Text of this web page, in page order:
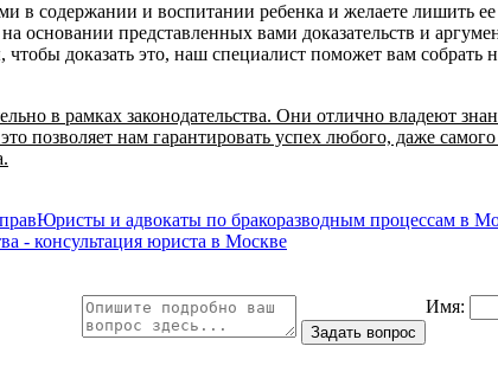
в содержании и воспитании ребенка и желаете лишить ее
представленных вами доказательств и
доказать это, наш специалист поможет вам собрать
в рамках законодательства. Они отлично владеют
нам гарантировать успех любого, даже
Юристы и адвокаты по бракоразводным процессам в
- консультация юриста в Москве
Имя: